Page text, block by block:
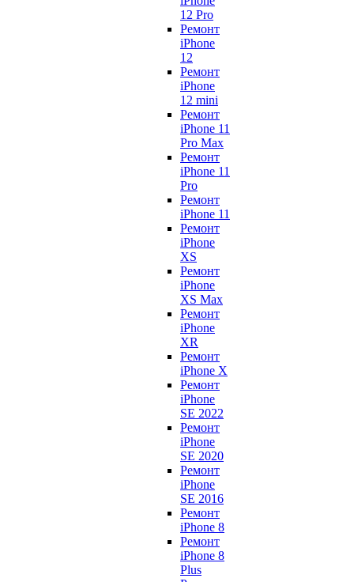
12 Pro
Ремонт
iPhone
12
Ремонт
iPhone
12 mini
Ремонт
iPhone 11
Pro Max
Ремонт
iPhone 11
Pro
Ремонт
iPhone 11
Ремонт
iPhone
XS
Ремонт
iPhone
XS Max
Ремонт
iPhone
XR
Ремонт
iPhone X
Ремонт
iPhone
SE 2022
Ремонт
iPhone
SE 2020
Ремонт
iPhone
SE 2016
Ремонт
iPhone 8
Ремонт
iPhone 8
Plus